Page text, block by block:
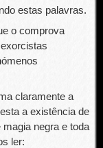
estas palavras.
o comprova
claramente a
a existência de
negra e toda
ler: